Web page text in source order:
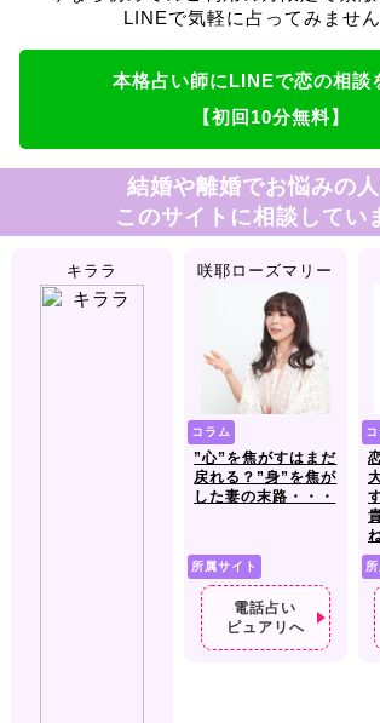
LINEで気軽に占ってみません
本格占い師にLINEで恋の相談
【初回10分無料】
結婚や離婚でお悩みの人
このサイトに相談してい
キララ 咲耶ローズマリー
コラム
”心”を焦がすはまだ
戻れる？”身”を焦が
した妻の末路・・・
所属サイト
電話占い
ピュアリへ